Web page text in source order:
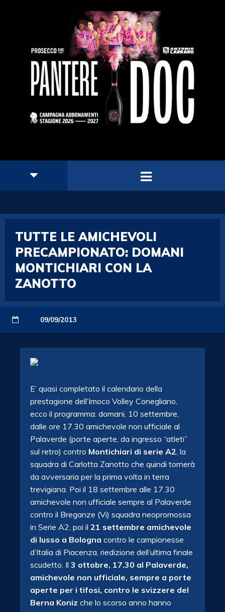
TUTTE LE AMICHEVOLI
PRECAMPIONATO: DOMANI
MONTICHIARI CON LA
ZANOTTO
09/09/2013
E’ quasi completato il calendario della
prestagione dell’Imoco Volley Conegliano,
ecco il programma: domani, 10 settembre,
dalle ore 17.30 amichevole non ufficiale al
Palaverde (porte aperte, da ingresso “atleti”
sul retro) contro Montichiari di serie A2, la
squadra di Carlotta Zanotto che quindi tornerà
da avversaria per la prima volta in terra
trevigiana. Poi il 18 settembre alle 17.30
amichevole non ufficiale sempre al Palaverde
contro il Breganze (Vi) squadra neopromossa
in Serie A2, poi il 21 settembre amichevole
di lusso a Bologna contro le campionesse
d’Italia di Piacenza, riedizione dell’ultima finale
scudetto. Il 3 ottobre, 17.30 al Palaverde,
amichevole non ufficiale, sempre a porte
aperte per i tifosi, contro le svizzere del
Berna Koniz che lo scorso anno hanno